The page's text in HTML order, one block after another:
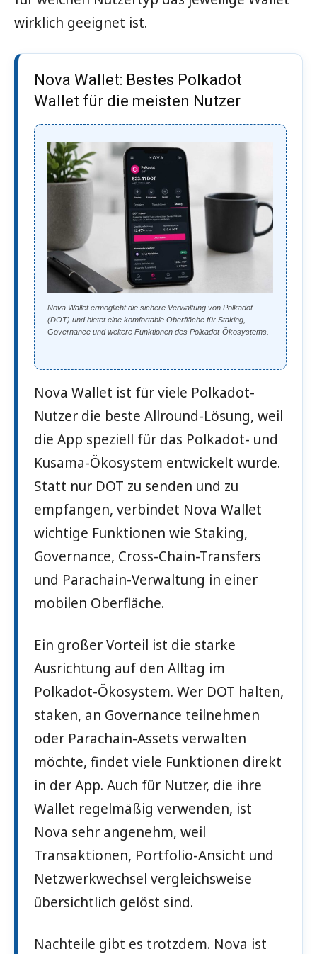
wirklich geeignet ist.
Nova Wallet: Bestes Polkadot
Wallet für die meisten Nutzer
Nova Wallet ermöglicht die sichere Verwaltung von Polkadot
(DOT) und bietet eine komfortable Oberfläche für Staking,
Governance und weitere Funktionen des Polkadot-Ökosystems.
Nova Wallet ist für viele Polkadot-
Nutzer die beste Allround-Lösung, weil
die App speziell für das Polkadot- und
Kusama-Ökosystem entwickelt wurde.
Statt nur DOT zu senden und zu
empfangen, verbindet Nova Wallet
wichtige Funktionen wie Staking,
Governance, Cross-Chain-Transfers
und Parachain-Verwaltung in einer
mobilen Oberfläche.
Ein großer Vorteil ist die starke
Ausrichtung auf den Alltag im
Polkadot-Ökosystem. Wer DOT halten,
staken, an Governance teilnehmen
oder Parachain-Assets verwalten
möchte, findet viele Funktionen direkt
in der App. Auch für Nutzer, die ihre
Wallet regelmäßig verwenden, ist
Nova sehr angenehm, weil
Transaktionen, Portfolio-Ansicht und
Netzwerkwechsel vergleichsweise
übersichtlich gelöst sind.
Nachteile gibt es trotzdem. Nova ist